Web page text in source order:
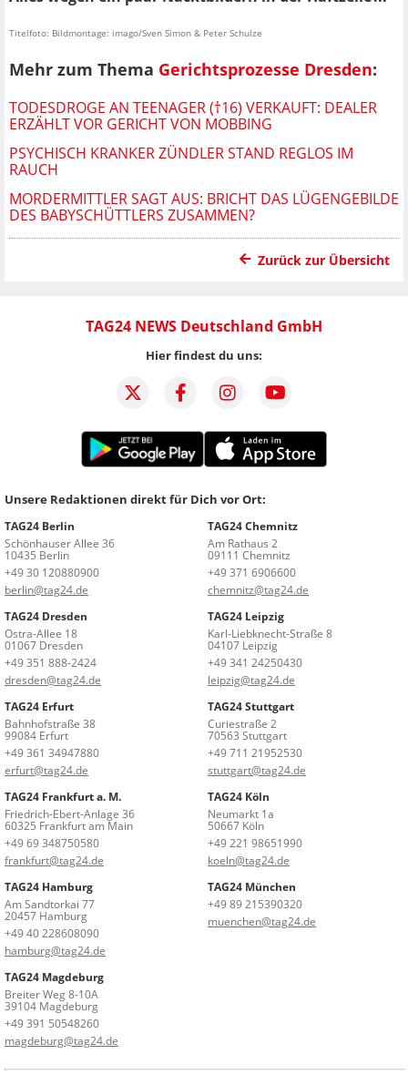
Titelfoto: Bildmontage: imago/Sven Simon & Peter Schulze
Mehr zum Thema Gerichtsprozesse Dresden:
TODESDROGE AN TEENAGER (†16) VERKAUFT: DEALER
ERZÄHLT VOR GERICHT VON MOBBING
PSYCHISCH KRANKER ZÜNDLER STAND REGLOS IM
RAUCH
MORDERMITTLER SAGT AUS: BRICHT DAS LÜGENGEBILDE
DES BABYSCHÜTTLERS ZUSAMMEN?
Zurück zur Übersicht
TAG24 NEWS Deutschland GmbH
Hier findest du uns:
Unsere Redaktionen direkt für Dich vor Ort:
TAG24 Berlin
Schönhauser Allee 36
10435 Berlin
+49 30 120880900
berlin@tag24.de
TAG24 Chemnitz
Am Rathaus 2
09111 Chemnitz
+49 371 6906600
chemnitz@tag24.de
TAG24 Dresden
Ostra-Allee 18
01067 Dresden
+49 351 888-2424
dresden@tag24.de
TAG24 Leipzig
Karl-Liebknecht-Straße 8
04107 Leipzig
+49 341 24250430
leipzig@tag24.de
TAG24 Erfurt
Bahnhofstraße 38
99084 Erfurt
+49 361 34947880
erfurt@tag24.de
TAG24 Stuttgart
Curiestraße 2
70563 Stuttgart
+49 711 21952530
stuttgart@tag24.de
TAG24 Frankfurt a. M.
Friedrich-Ebert-Anlage 36
60325 Frankfurt am Main
+49 69 348750580
frankfurt@tag24.de
TAG24 Köln
Neumarkt 1a
50667 Köln
+49 221 98651990
koeln@tag24.de
TAG24 Hamburg
Am Sandtorkai 77
20457 Hamburg
+49 40 228608090
hamburg@tag24.de
TAG24 München
+49 89 215390320
muenchen@tag24.de
TAG24 Magdeburg
Breiter Weg 8-10A
39104 Magdeburg
+49 391 50548260
magdeburg@tag24.de